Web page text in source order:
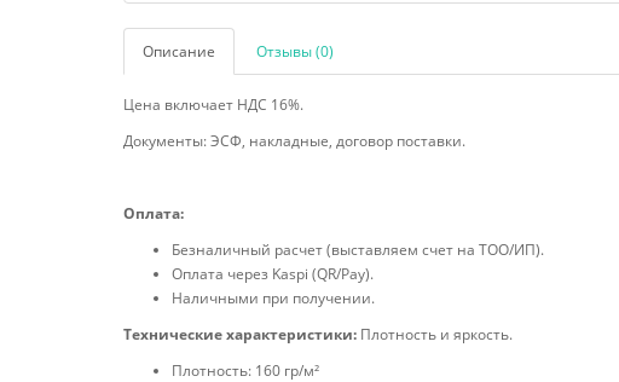
Описание Отзывы (0)
Цена включает НДС 16%.
Документы: ЭСФ, накладные, договор поставки.
Оплата:
Безналичный расчет (выставляем счет на ТОО/ИП).
Оплата через Kaspi (QR/Pay).
Наличными при получении.
Технические характеристики: Плотность и яркость.
Плотность: 160 гр/м²